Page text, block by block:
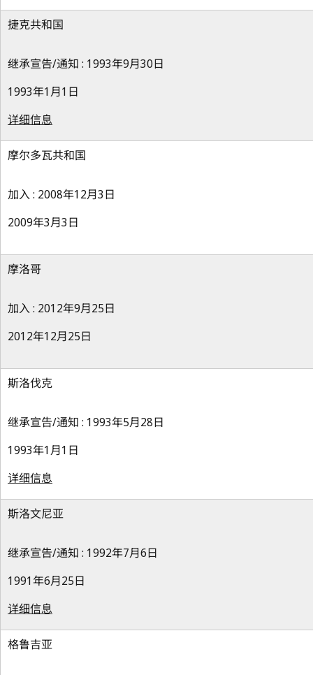
捷克共和国
继承宣告/通知 : 1993年9月30日
1993年1月1日
详细信息
摩尔多瓦共和国
加入 : 2008年12月3日
2009年3月3日
摩洛哥
加入 : 2012年9月25日
2012年12月25日
斯洛伐克
继承宣告/通知 : 1993年5月28日
1993年1月1日
详细信息
斯洛文尼亚
继承宣告/通知 : 1992年7月6日
1991年6月25日
详细信息
格鲁吉亚